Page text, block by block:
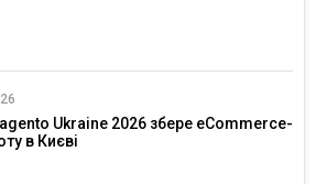
Ukraine 2026 збере eCommerce-
в Києві